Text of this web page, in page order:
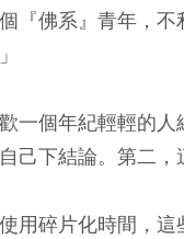
『佛系』青年，
一個年紀輕輕的
己下結論。第二
用碎片化時間，這